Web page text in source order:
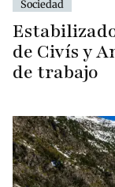
Sociedad
de Civís y
de trabajo